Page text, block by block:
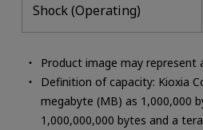
Shock (Operating)
Product image may represent
Definition of capacity: Kioxia
megabyte (MB) as 1,000,000
1,000,000,000 bytes and a